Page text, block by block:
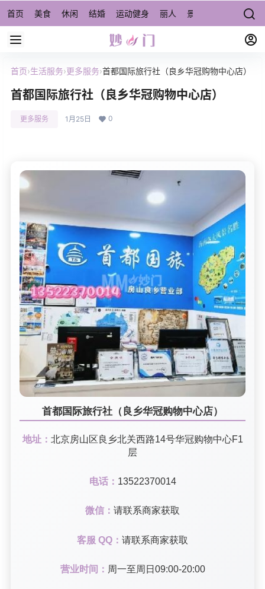
首页 美食 休闲 结婚 运动健身 丽人 景点/周边游 宠物
首页›生活服务›更多服务›首都国际旅行社（良乡华冠购物中心店）
首都国际旅行社（良乡华冠购物中心店）
更多服务 1月25日 0
首都国际旅行社（良乡华冠购物中心店）
地址： 北京房山区良乡北关西路14号华冠购物中心F1
层
电话： 13522370014
微信： 请联系商家获取
客服 QQ： 请联系商家获取
营业时间： 周一至周日09:00-20:00